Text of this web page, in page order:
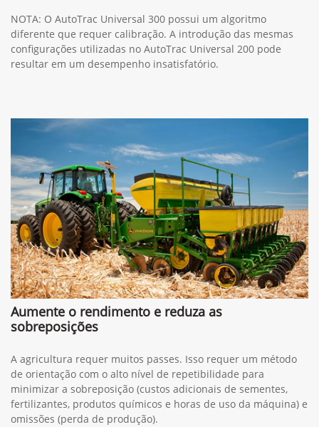
NOTA: O AutoTrac Universal 300 possui um algoritmo
diferente que requer calibração. A introdução das mesmas
configurações utilizadas no AutoTrac Universal 200 pode
resultar em um desempenho insatisfatório.
Aumente o rendimento e reduza as
sobreposições
A agricultura requer muitos passes. Isso requer um método
de orientação com o alto nível de repetibilidade para
minimizar a sobreposição (custos adicionais de sementes,
fertilizantes, produtos químicos e horas de uso da máquina) e
omissões (perda de produção).